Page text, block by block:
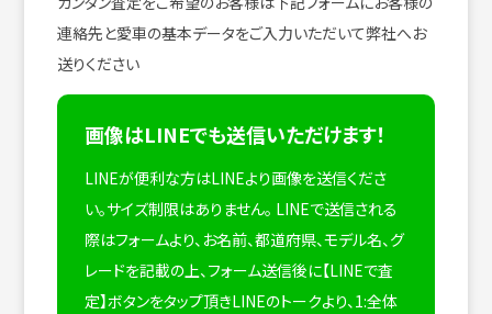
連絡先と愛車の基本データをご入力いただいて弊社へお
送りください
画像はLINEでも送信いただけます！
LINEが便利な方はLINEより画像を送信くださ
い。サイズ制限はありません。 LINEで送信される
際はフォームより、お名前、都道府県、モデル名、グ
レードを記載の上、フォーム送信後に【LINEで査
定】ボタンをタップ頂きLINEのトークより、1:全体